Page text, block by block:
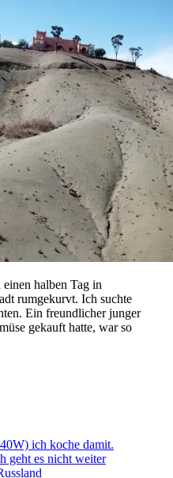
halben Tag in
rumgekurvt. Ich suchte
Ein freundlicher junger
gekauft hatte, war so
ich koche damit.
geht es nicht weiter